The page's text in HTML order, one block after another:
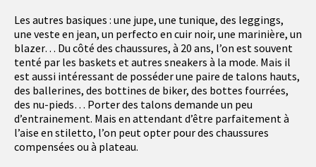
Les autres basiques : une jupe, une tunique, des leggings,
une veste en jean, un perfecto en cuir noir, une marinière, un
blazer… Du côté des chaussures, à 20 ans, l’on est souvent
tenté par les baskets et autres sneakers à la mode. Mais il
est aussi intéressant de posséder une paire de talons hauts,
des ballerines, des bottines de biker, des bottes fourrées,
des nu-pieds… Porter des talons demande un peu
d’entrainement. Mais en attendant d’être parfaitement à
l’aise en stiletto, l’on peut opter pour des chaussures
compensées ou à plateau.